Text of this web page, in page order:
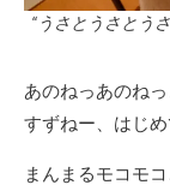
“うさとうさとう
あのねっあのねっ
すずねー、はじ
まんまるモコモ